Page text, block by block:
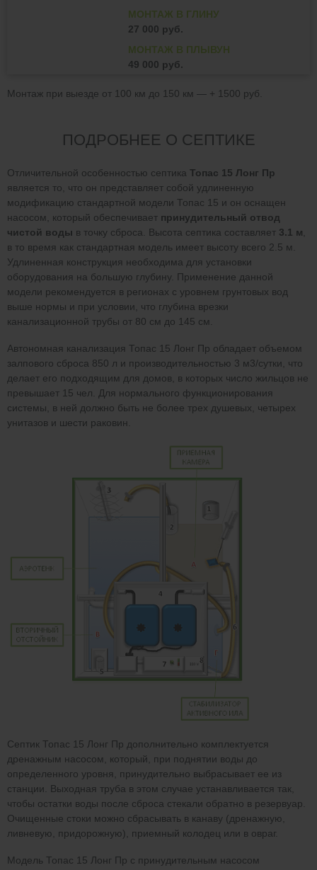
МОНТАЖ В ГЛИНУ
27 000 руб.
МОНТАЖ В ПЛЫВУН
49 000 руб.
Монтаж при выезде от 100 км до 150 км — + 1500 руб.
ПОДРОБНЕЕ О СЕПТИКЕ
Отличительной особенностью септика Топас 15 Лонг Пр
является то, что он представляет собой удлиненную
модификацию стандартной модели Топас 15 и он оснащен
насосом, который обеспечивает принудительный отвод
чистой воды в точку сброса. Высота септика составляет 3.1 м
в то время как стандартная модель имеет высоту всего 2.5 м.
Удлиненная конструкция необходима для установки
оборудования на большую глубину. Применение данной
модели рекомендуется в регионах с уровнем грунтовых вод
выше нормы и при условии, что глубина врезки
канализационной трубы от 80 см до 145 см.
Автономная канализация Топас 15 Лонг Пр обладает объемом
залпового сброса 850 л и производительностью 3 м3/сутки, что
делает его подходящим для домов, в которых число жильцов не
превышает 15 чел. Для нормального функционирования
системы, в ней должно быть не более трех душевых, четырех
унитазов и шести раковин.
Септик Топас 15 Лонг Пр дополнительно комплектуется
дренажным насосом, который, при поднятии воды до
определенного уровня, принудительно выбрасывает ее из
станции. Выходная труба в этом случае устанавливается так,
чтобы остатки воды после сброса стекали обратно в резервуар.
Очищенные стоки можно сбрасывать в канаву (дренажную,
ливневую, придорожную), приемный колодец или в овраг.
Модель Топас 15 Лонг Пр с принудительным насосом